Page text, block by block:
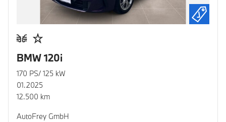
BMW 120i
170 PS/ 125 kW
01.2025
12.500 km
AutoFrey GmbH